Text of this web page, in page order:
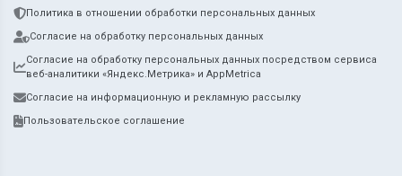
Политика в отношении обработки персональных данных
Согласие на обработку персональных данных
Согласие на обработку персональных данных посредством сервиса
веб-аналитики «Яндекс.Метрика» и AppMetrica
Согласие на информационную и рекламную рассылку
Пользовательское соглашение